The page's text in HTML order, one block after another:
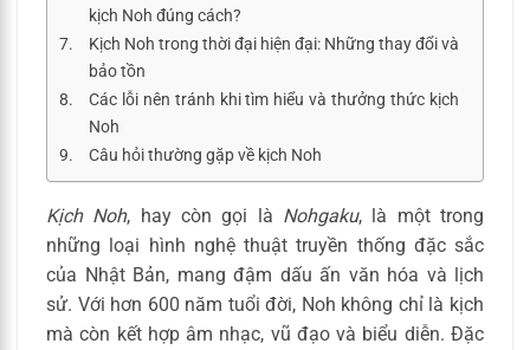
kịch Noh đúng cách?
Kịch Noh trong thời đại hiện đại: Những thay đổi và
bảo tồn
Các lỗi nên tránh khi tìm hiểu và thưởng thức kịch
Noh
Câu hỏi thường gặp về kịch Noh
Kịch Noh, hay còn gọi là Nohgaku, là một trong
những loại hình nghệ thuật truyền thống đặc sắc
của Nhật Bản, mang đậm dấu ấn văn hóa và lịch
sử. Với hơn 600 năm tuổi đời, Noh không chỉ là kịch
mà còn kết hợp âm nhạc, vũ đạo và biểu diễn. Đặc